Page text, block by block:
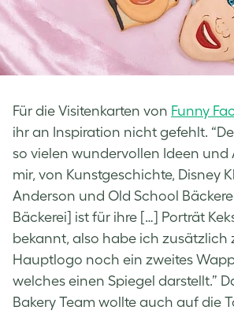
Für die Visitenkarten von Funny
ihr an Inspiration nicht gefehlt.
so vielen wundervollen Ideen und
mir, von Kunstgeschichte, Disney
Anderson und Old School
Bäckerei] ist für ihre […] Porträt
bekannt, also habe ich zusätzlich
Hauptlogo noch ein zweites
welches einen Spiegel darstellt.”
Bakery Team wollte auch auf die